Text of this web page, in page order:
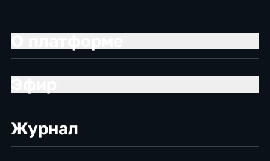
Журнал